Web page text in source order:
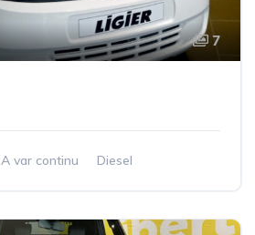
7
A var continu Diesel